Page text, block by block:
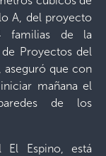
A, del proyecto
familias de la
Proyectos del
aseguró que con
mañana el
de los
El Espino, está